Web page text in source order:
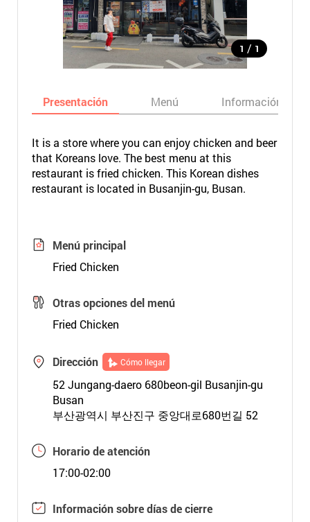
1 / 1
Presentación Menú Información
It is a store where you can enjoy chicken and beer
that Koreans love. The best menu at this
restaurant is fried chicken. This Korean dishes
restaurant is located in Busanjin-gu, Busan.
Menú principal
Fried Chicken
Otras opciones del menú
Fried Chicken
Dirección Cómo llegar
52 Jungang-daero 680beon-gil Busanjin-gu
Busan
부산광역시 부산진구 중앙대로680번길 52
Horario de atención
17:00-02:00
Información sobre días de cierre